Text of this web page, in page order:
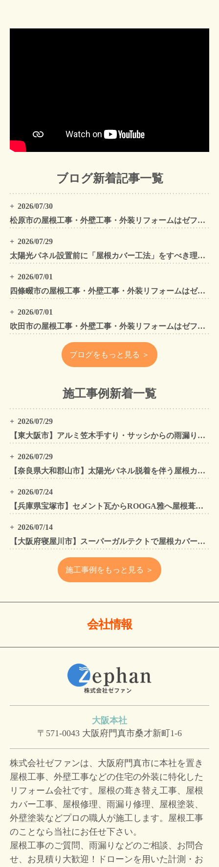
ブログ新着記事一覧
2026/07/30
松原市の屋根工事・外壁工事・外装リフォームはゼファン！松原市内の工事事例もご紹介
2026/07/29
太陽光パネル設置前に「屋根カバー工法」をすべき理由！葺き替えとの違いや費用・雨漏り対策をプロが解説
2026/07/01
四條畷市の屋根工事・外壁工事・外装リフォームはゼファン！四條畷内の工事事例もご紹介
2026/07/01
吹田市の屋根工事・外壁工事・外装リフォームはゼファン！吹田市内の工事事例もご紹介
ブログをもっと見る ＞
施工事例新着一覧
2026/07/29
【東大阪市】アルミ笠木手すり・サッシからの雨漏りを解消｜外壁金属サイディングカバー工法
2026/07/29
【奈良県大和郡山市】太陽光パネル脱着を伴う屋根カバー工法・外壁カバー工法・外壁塗装工事｜スーパーガルテクト施工事例
2026/07/24
【兵庫県宝塚市】セメント瓦からROOGA雅へ屋根葺き替え モダングレーで軽量化・外壁塗装も同時施工
2026/07/14
【大阪府寝屋川市】スーパーガルテクトで屋根カバー工法・外壁塗装・雨樋工事｜住まいをトータルリフォームした施工事例
施工事例をもっと見る ＞
会社情報
大阪本社
〒571-0043 大阪府門真市桑才新町1-6
株式会社ゼファンは、大阪府門真市に本社を置き
屋根工事、外壁工事などの住宅の外装に特化した
リフォーム会社です。屋根の葺き替え工事、屋根
カバー工事、屋根修理、雨漏り修理、屋根塗装、
外壁塗装などプロの職人が施工します。屋根工事
のことなら当社にお任せ下さい。
屋根工事のご質問、雨漏りなどのご相談、お問合
せ、お見積り大歓迎！
ドローンを用いた計測・お